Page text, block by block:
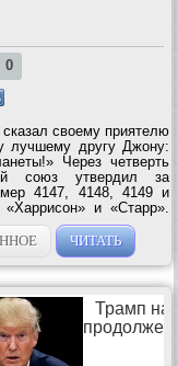
0
своему приятелю
лучшему другу Джону:
Через четверть
союз утвердил за
4147, 4148, 4149 и
и «Старр».
тела вечно
ЧИТАТЬ